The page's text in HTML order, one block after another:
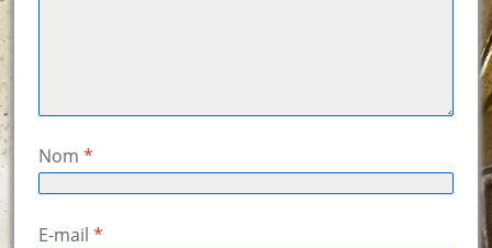
Nom *
E-mail *